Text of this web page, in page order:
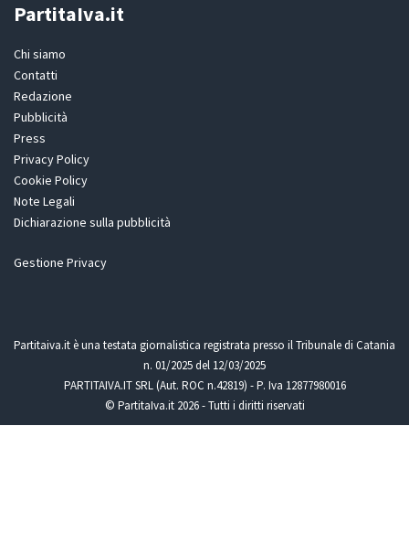
PartitaIva.it
Chi siamo
Contatti
Redazione
Pubblicità
Press
Privacy Policy
Cookie Policy
Note Legali
Dichiarazione sulla pubblicità
Gestione Privacy
Partitaiva.it è una testata giornalistica registrata presso il Tribunale di Catania
n. 01/2025 del 12/03/2025
PARTITAIVA.IT SRL (Aut. ROC n.42819) - P. Iva 12877980016
© PartitaIva.it 2026 - Tutti i diritti riservati